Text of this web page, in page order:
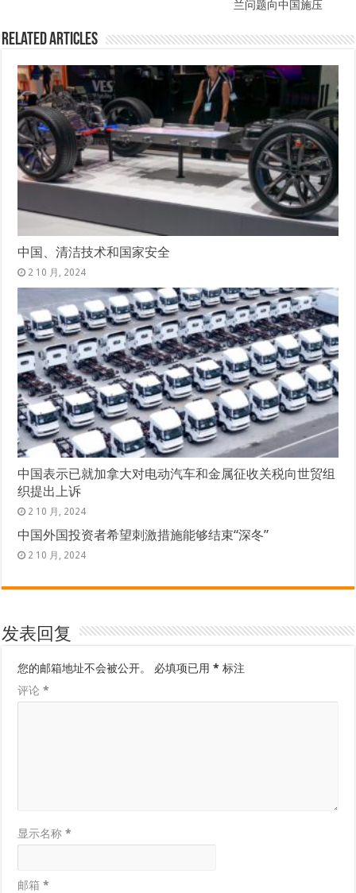
兰问题向中国施压
Related Articles
中国、清洁技术和国家安全
2 10 月, 2024
中国表示已就加拿大对电动汽车和金属征收关税向世贸组
织提出上诉
2 10 月, 2024
中国外国投资者希望刺激措施能够结束“深冬”
2 10 月, 2024
发表回复
您的邮箱地址不会被公开。 必填项已用* 标注
评论*
显示名称*
邮箱*